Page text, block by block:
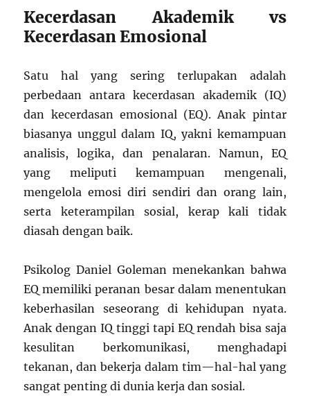
Kecerdasan Akademik vs
Kecerdasan Emosional
Satu hal yang sering terlupakan adalah
perbedaan antara kecerdasan akademik (IQ)
dan kecerdasan emosional (EQ). Anak pintar
biasanya unggul dalam IQ, yakni kemampuan
analisis, logika, dan penalaran. Namun, EQ
yang meliputi kemampuan mengenali,
mengelola emosi diri sendiri dan orang lain,
serta keterampilan sosial, kerap kali tidak
diasah dengan baik.
Psikolog Daniel Goleman menekankan bahwa
EQ memiliki peranan besar dalam menentukan
keberhasilan seseorang di kehidupan nyata.
Anak dengan IQ tinggi tapi EQ rendah bisa saja
kesulitan berkomunikasi, menghadapi
tekanan, dan bekerja dalam tim—hal-hal yang
sangat penting di dunia kerja dan sosial.